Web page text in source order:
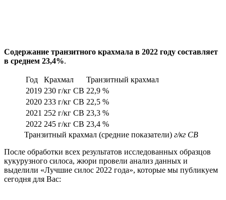
Содержание транзитного крахмала в 2022 году составляет
в среднем 23,4%.
Год Крахмал
Транзитный крахмал
2019 230 г/кг СВ 22,9 %
2020 233 г/кг СВ 22,5 %
2021 252 г/кг СВ 23,3 %
2022 245 г/кг СВ 23,4 %
Транзитный крахмал (средние показатели) г/кг СВ
После обработки всех результатов исследованных образцов
кукурузного силоса, жюри провели анализ данных и
выделили «Лучшие силос 2022 года», которые мы публикуем
сегодня для Вас: